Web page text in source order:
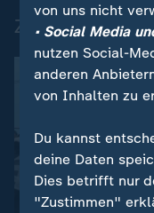
Zuletzt auf
von uns nicht
• Social Media
nutzen Social-
anderen
von Inhalten zu
Du kannst
deine Daten
Dies betrifft nur
"Zustimmen"